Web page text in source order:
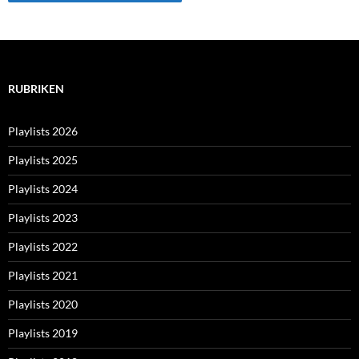
RUBRIKEN
Playlists 2026
Playlists 2025
Playlists 2024
Playlists 2023
Playlists 2022
Playlists 2021
Playlists 2020
Playlists 2019